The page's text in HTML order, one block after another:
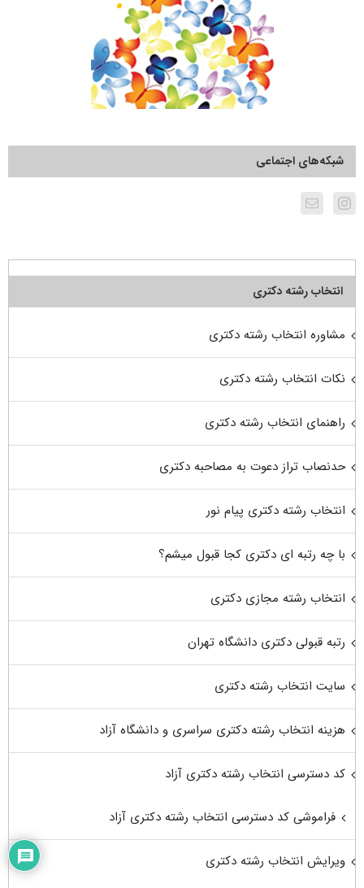
شبکه‌های اجتماعی
انتخاب رشته دکتری
مشاوره انتخاب رشته دکتری
نکات انتخاب رشته دکتری
راهنمای انتخاب رشته دکتری
حدنصاب تراز دعوت به مصاحبه دکتری
انتخاب رشته دکتری پیام نور
با چه رتبه ای دکتری کجا قبول میشم؟
انتخاب رشته مجازی دکتری
رتبه قبولی دکتری دانشگاه تهران
سایت انتخاب رشته دکتری
هزینه انتخاب رشته دکتری سراسری و دانشگاه آزاد
کد دسترسی انتخاب رشته دکتری آزاد
فراموشی کد دسترسی انتخاب رشته دکتری آزاد
ویرایش انتخاب رشته دکتری